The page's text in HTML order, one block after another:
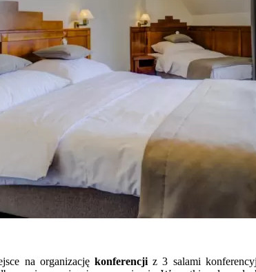
na organizację konferencjiz 3 salami